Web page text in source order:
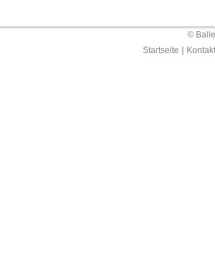
©
Startseite
Kontakt